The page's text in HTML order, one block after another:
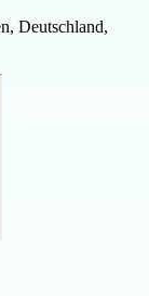
Deutschland,